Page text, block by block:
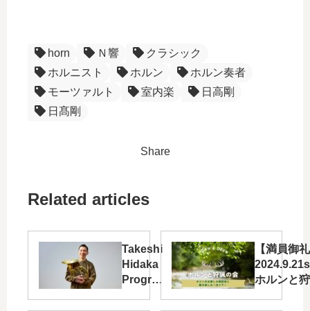
horn Ｎ響
クラシック
ホルニスト
ホルン
ホルン奏者
モーツァルト
室内楽
日高剛
日髙剛
Share
Related articles
Takeshi
Hidaka
Program
【満員御
ホルンと